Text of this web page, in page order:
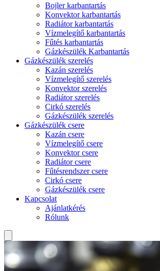
Bojler karbantartás
Konvektor karbantartás
Radiátor karbantartás
Vízmelegítő karbantartás
Fűtés karbantartás
Gázkészülék Karbantartás
Gázkészülék szerelés
Kazán szerelés
Vízmelegítő szerelés
Konvektor szerelés
Radiátor szerelés
Cirkó szerelés
Gázkészülék szerelés
Gázkészülék csere
Kazán csere
Vízmelegítő csere
Konvektor csere
Radiátor csere
Fűtésrendszer csere
Cirkó csere
Gázkészülék csere
Kapcsolat
Ajánlatkérés
Rólunk